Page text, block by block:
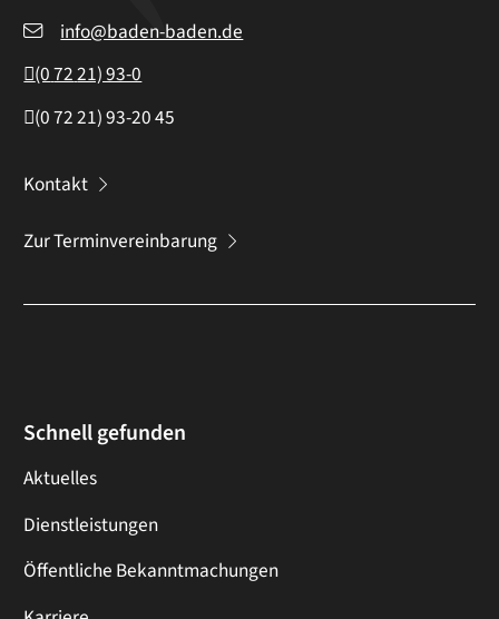
info@baden-baden.de
(07221) 93-0
(07221) 93-2045
Kontakt
Zur Terminvereinbarung
Schnell gefunden
Aktuelles
Dienstleistungen
Öffentliche Bekanntmachungen